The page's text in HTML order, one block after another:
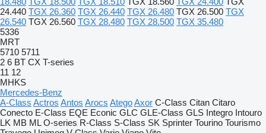
24.440 TGX 26.360 TGX 26.440 TGX 26.480 TGX 26.500 TGX
26.540 TGX 26.560 TGX 28.480 TGX 28.500 TGX 35.480
5336
MRT
5710 5711
2 6 BT CX T-series
11 12
MHKS
Mercedes-Benz
A-Class Actros Antos Arocs AtegoAxor C-Class Citan Citaro
Conecto E-Class EQE Econic GLC GLE-Class GLS Integro Intouro
LK MB ML O-series R-Class S-Class SK Sprinter Tourino Tourismo